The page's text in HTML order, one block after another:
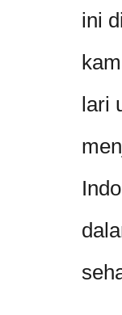
ini
lari